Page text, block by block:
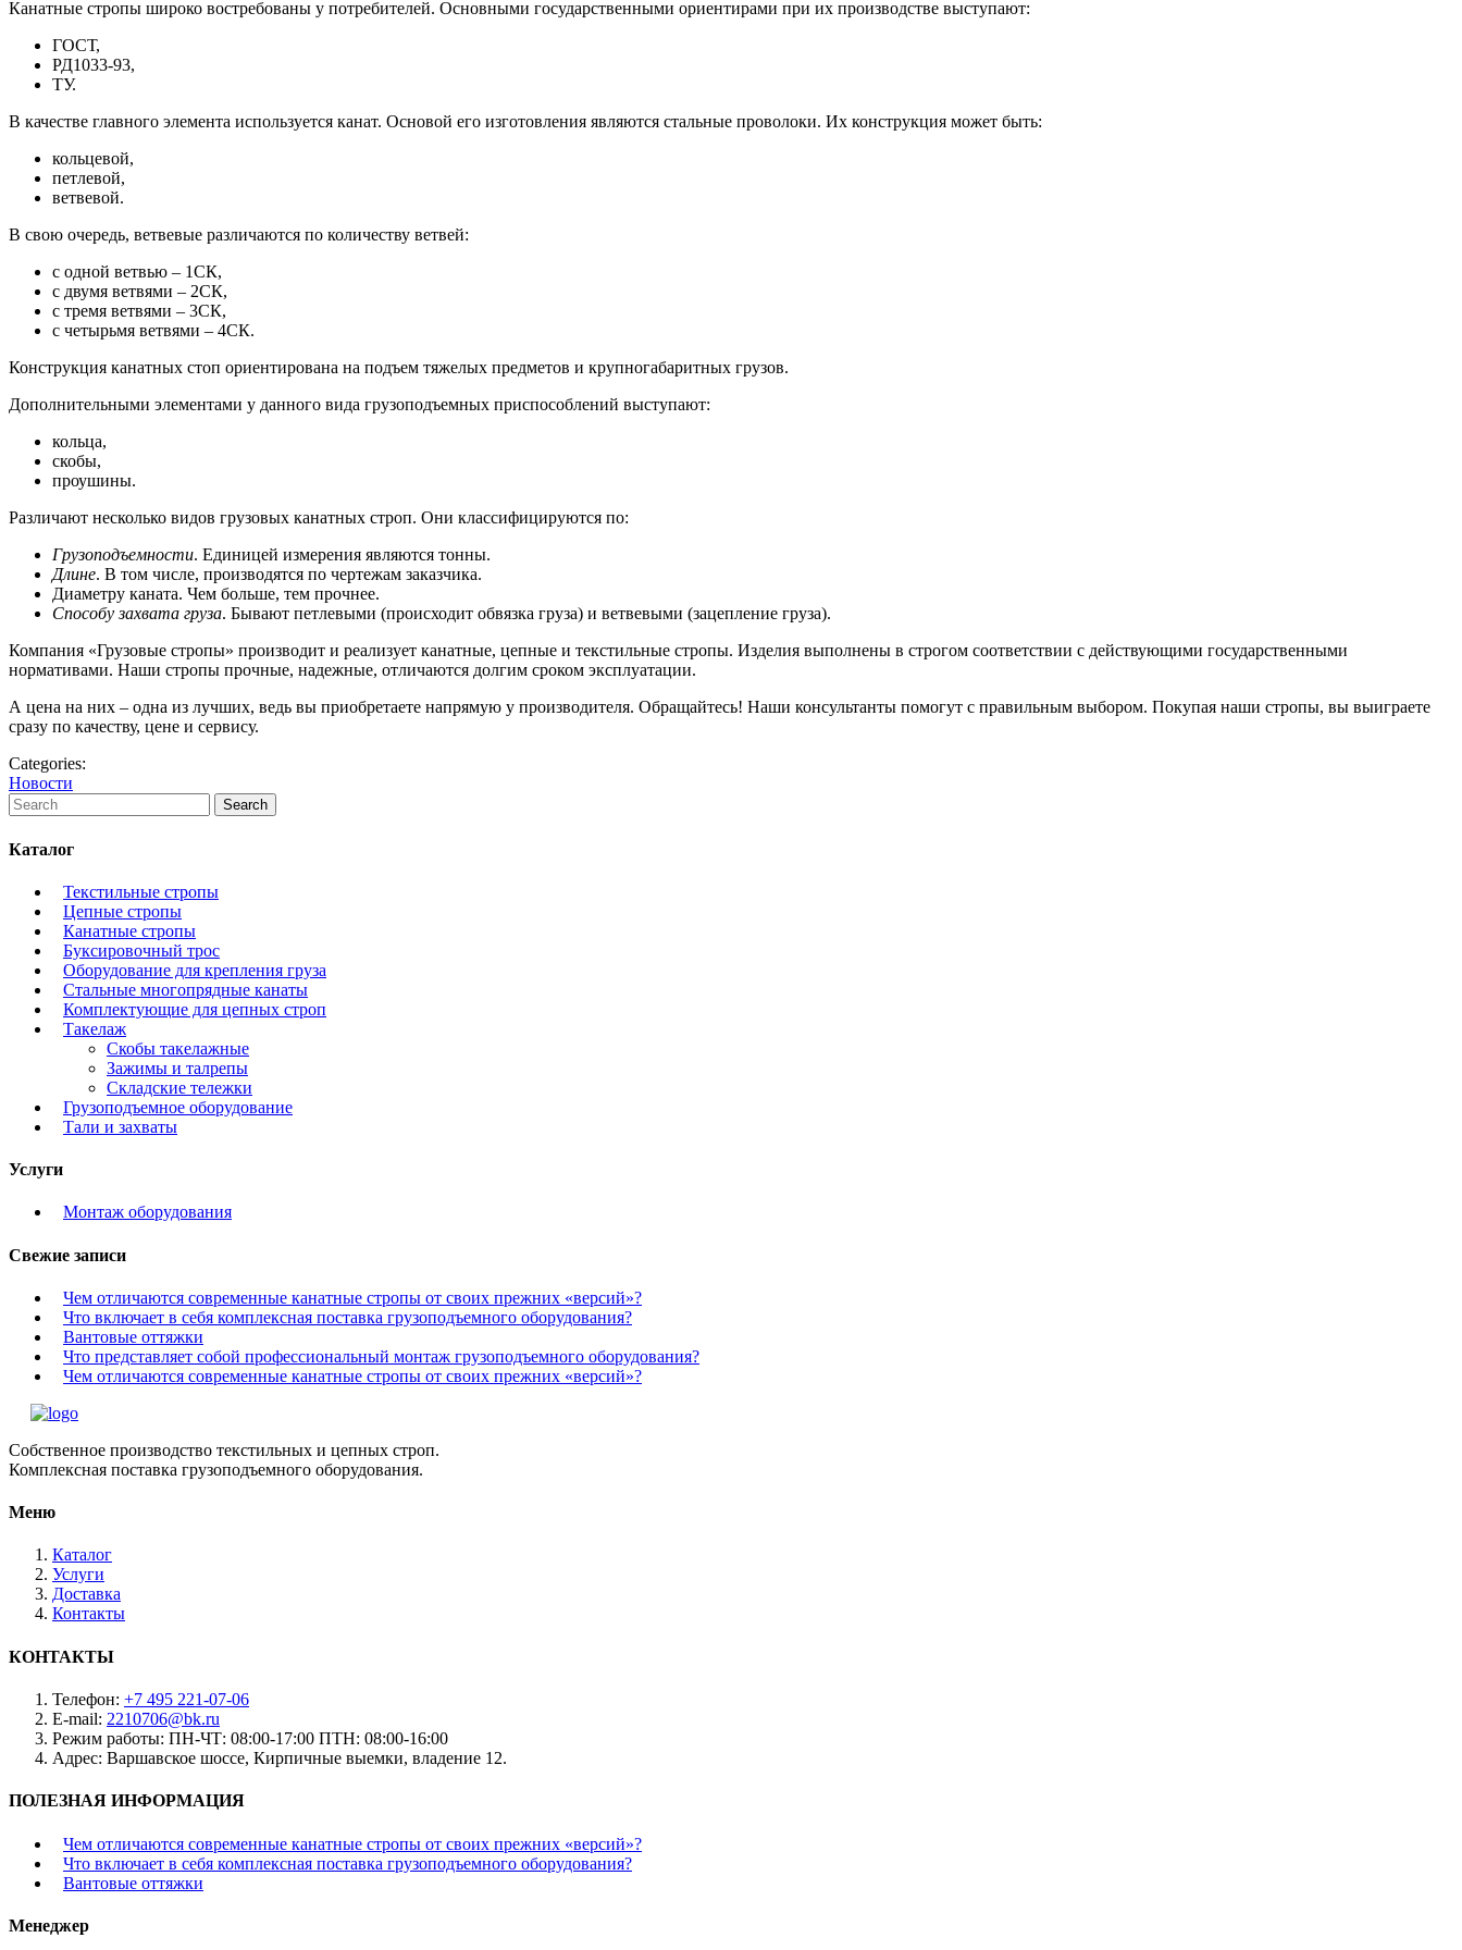
Канатные стропы широко востребованы у потребителей. Основными государственными ориентирами при их производстве выступают:
ГОСТ,
РД1033-93,
ТУ.
В качестве главного элемента используется канат. Основой его изготовления являются стальные проволоки. Их конструкция может быть:
кольцевой,
петлевой,
ветвевой.
В свою очередь, ветвевые различаются по количеству ветвей:
с одной ветвью – 1СК,
с двумя ветвями – 2СК,
с тремя ветвями – 3СК,
с четырьмя ветвями – 4СК.
Конструкция канатных стоп ориентирована на подъем тяжелых предметов и крупногабаритных грузов.
Дополнительными элементами у данного вида грузоподъемных приспособлений выступают:
кольца,
скобы,
проушины.
Различают несколько видов грузовых канатных строп. Они классифицируются по:
Грузоподъемности. Единицей измерения являются тонны.
Длине. В том числе, производятся по чертежам заказчика.
Диаметру каната. Чем больше, тем прочнее.
Способу захвата груза. Бывают петлевыми (происходит обвязка груза) и ветвевыми (зацепление груза).
Компания «Грузовые стропы» производит и реализует канатные, цепные и текстильные стропы. Изделия выполнены в строгом соответствии с действующими государственными
нормативами. Наши стропы прочные, надежные, отличаются долгим сроком эксплуатации.
А цена на них – одна из лучших, ведь вы приобретаете напрямую у производителя. Обращайтесь! Наши консультанты помогут с правильным выбором. Покупая наши стропы, вы выиграете
сразу по качеству, цене и сервису.
Categories:
Новости
Каталог
Текстильные стропы
Цепные стропы
Канатные стропы
Буксировочный трос
Оборудование для крепления груза
Стальные многопрядные канаты
Комплектующие для цепных строп
Такелаж
Скобы такелажные
Зажимы и талрепы
Складские тележки
Грузоподъемное оборудование
Тали и захваты
Услуги
Монтаж оборудования
Свежие записи
Чем отличаются современные канатные стропы от своих прежних «версий»?
Что включает в себя комплексная поставка грузоподъемного оборудования?
Вантовые оттяжки
Что представляет собой профессиональный монтаж грузоподъемного оборудования?
Чем отличаются современные канатные стропы от своих прежних «версий»?
Собственное производство текстильных и цепных строп.
Комплексная поставка грузоподъемного оборудования.
Меню
Каталог
Услуги
Доставка
Контакты
КОНТАКТЫ
Телефон: +7 495 221-07-06
E-mail: 2210706@bk.ru
Режим работы: ПН-ЧТ: 08:00-17:00 ПТН: 08:00-16:00
Адрес: Варшавское шоссе, Кирпичные выемки, владение 12.
ПОЛЕЗНАЯ ИНФОРМАЦИЯ
Чем отличаются современные канатные стропы от своих прежних «версий»?
Что включает в себя комплексная поставка грузоподъемного оборудования?
Вантовые оттяжки
Менеджер